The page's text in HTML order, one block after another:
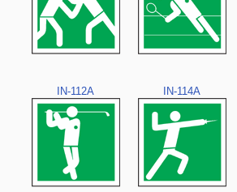
IN-112A IN-114A